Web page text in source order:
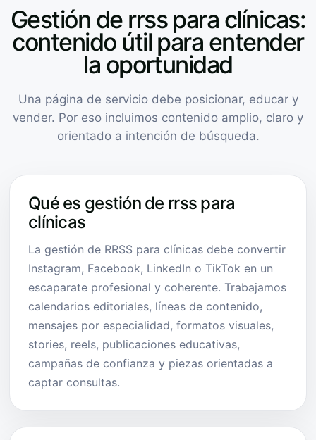
Gestión de rrss para clínicas:
contenido útil para entender
la oportunidad
Una página de servicio debe posicionar, educar y
vender. Por eso incluimos contenido amplio, claro y
orientado a intención de búsqueda.
Qué es gestión de rrss para
clínicas
La gestión de RRSS para clínicas debe convertir
Instagram, Facebook, LinkedIn o TikTok en un
escaparate profesional y coherente. Trabajamos
calendarios editoriales, líneas de contenido,
mensajes por especialidad, formatos visuales,
stories, reels, publicaciones educativas,
campañas de confianza y piezas orientadas a
captar consultas.